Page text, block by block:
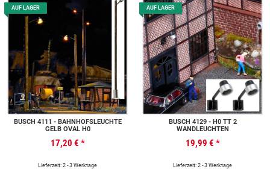
AUF LAGER
BUSCH 4111 - BAHNHOFSLEUCHTE
GELB OVAL H0
17,20 € *
Lieferzeit: 2 - 3 Werktage
AUF LAGER
BUSCH 4129 - H0 TT 2
WANDLEUCHTEN
19,99 € *
Lieferzeit: 2 - 3 Werktage